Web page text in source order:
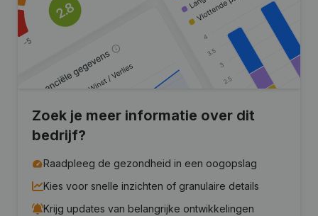
Zoek je meer informatie over dit
bedrijf?
Raadpleeg de gezondheid in een oogopslag
Kies voor snelle inzichten of granulaire details
Krijg updates van belangrijke ontwikkelingen